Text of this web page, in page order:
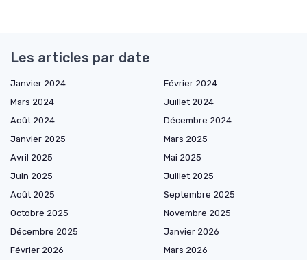
Les articles par date
Janvier 2024
Février 2024
Mars 2024
Juillet 2024
Août 2024
Décembre 2024
Janvier 2025
Mars 2025
Avril 2025
Mai 2025
Juin 2025
Juillet 2025
Août 2025
Septembre 2025
Octobre 2025
Novembre 2025
Décembre 2025
Janvier 2026
Février 2026
Mars 2026